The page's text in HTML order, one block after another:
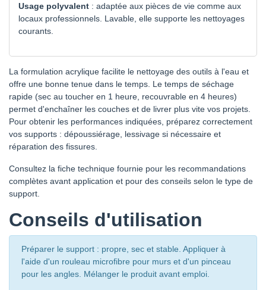
Usage polyvalent : adaptée aux pièces de vie comme aux
locaux professionnels. Lavable, elle supporte les nettoyages
courants.
La formulation acrylique facilite le nettoyage des outils à l'eau et
offre une bonne tenue dans le temps. Le temps de séchage
rapide (sec au toucher en 1 heure, recouvrable en 4 heures)
permet d'enchaîner les couches et de livrer plus vite vos projets.
Pour obtenir les performances indiquées, préparez correctement
vos supports : dépoussiérage, lessivage si nécessaire et
réparation des fissures.
Consultez la fiche technique fournie pour les recommandations
complètes avant application et pour des conseils selon le type de
support.
Conseils d'utilisation
Préparer le support : propre, sec et stable. Appliquer à
l'aide d'un rouleau microfibre pour murs et d'un pinceau
pour les angles. Mélanger le produit avant emploi.